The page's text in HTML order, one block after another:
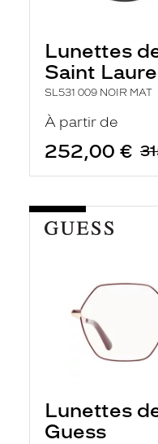
Lunettes
Saint
SL531 009 NOIR MAT
À partir de
252,00 €
Lunettes
Guess